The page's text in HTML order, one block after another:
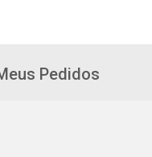
Pedidos